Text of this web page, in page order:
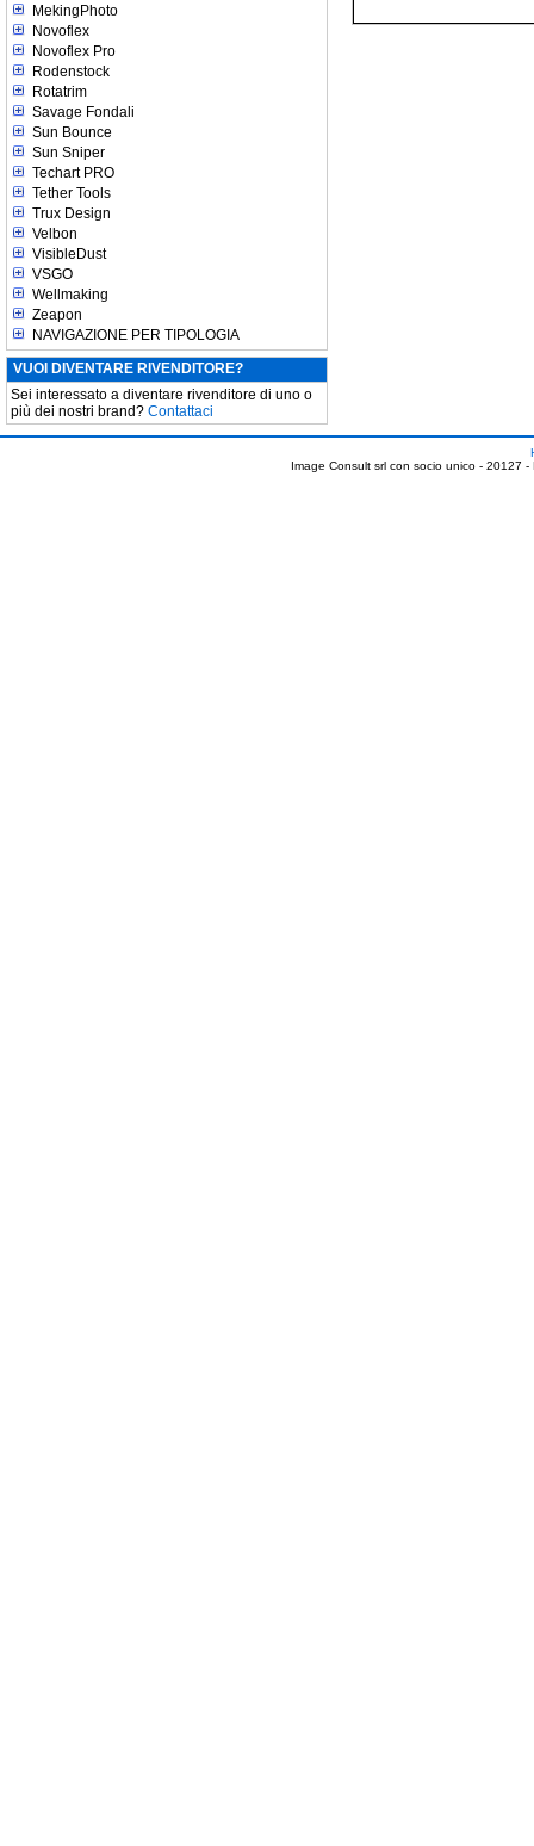
MekingPhoto
Novoflex
Novoflex Pro
Rodenstock
Rotatrim
Savage Fondali
Sun Bounce
Sun Sniper
Techart PRO
Tether Tools
Trux Design
Velbon
VisibleDust
VSGO
Wellmaking
Zeapon
NAVIGAZIONE PER TIPOLOGIA
VUOI DIVENTARE RIVENDITORE?
Sei interessato a diventare rivenditore di uno o
più dei nostri brand? Contattaci
Image Consult srl con socio unico - 20127